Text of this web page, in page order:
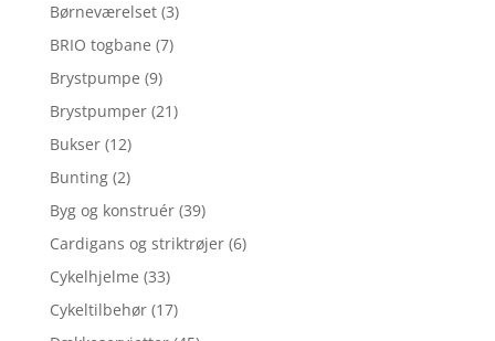
Børneværelset (3)
BRIO togbane (7)
Brystpumpe (9)
Brystpumper (21)
Bukser (12)
Bunting (2)
Byg og konstruér (39)
Cardigans og striktrøjer (6)
Cykelhjelme (33)
Cykeltilbehør (17)